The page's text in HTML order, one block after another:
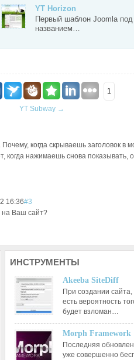
YT Horizon
Первый шаблон Joomla под
названием…
1
YT Subway →
когда скрываешь заголовок в
когда нажимаешь снова показывать,
16:36#3
на Ваш сайт?
ИНСТРУМЕНТЫ
Akeeba SiteDiff
При создании сайта,
есть вероятность
будет взломан…
Morph Framework
Последняя
уже совершенно